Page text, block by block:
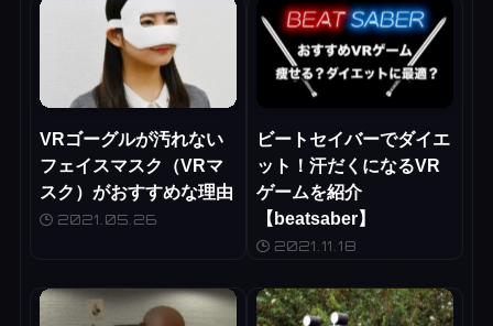
VRゴーグルが汚れない
フェイスマスク（VRマ
スク）がおすすめな理由
2021.05.26
ビートセイバーでダイエ
ット！汗だくになるVR
ゲームを紹介
【beatsaber】
2021.11.18